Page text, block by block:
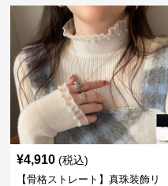
¥4,910 (税込)
【骨格ストレート】真珠装飾リ